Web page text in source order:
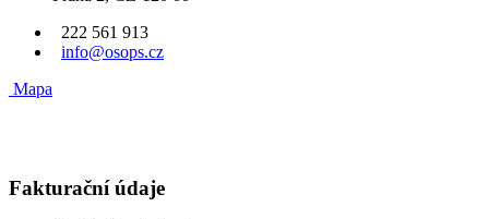
222 561 913
info@osops.cz
Mapa
Fakturační údaje